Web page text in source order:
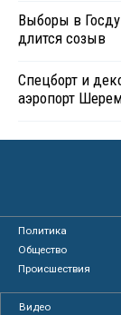
Выборы в
длится созыв
Спецборт и
аэропорт
Политика
Общество
Происшествия
Видео